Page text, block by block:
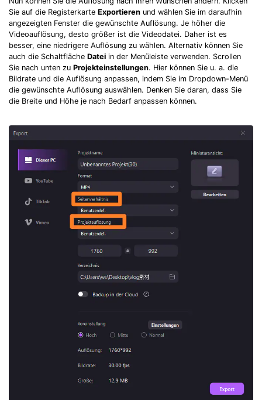
Sie auf die Registerkarte Exportieren und wählen Sie im daraufhin
angezeigten Fenster die gewünschte Auflösung. Je höher die
Videoauflösung, desto größer ist die Videodatei. Daher ist es
besser, eine niedrigere Auflösung zu wählen. Alternativ können Sie
auch die Schaltfläche Datei in der Menüleiste verwenden. Scrollen
Sie nach unten zu Projekteinstellungen. Hier können Sie u. a. die
Bildrate und die Auflösung anpassen, indem Sie im Dropdown-Menü
die gewünschte Auflösung auswählen. Denken Sie daran, dass Sie
die Breite und Höhe je nach Bedarf anpassen können.